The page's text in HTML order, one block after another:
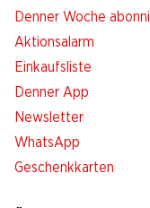
Denner Woche
Aktionsalarm
Einkaufsliste
Denner App
Newsletter
WhatsApp
Geschenkkarten